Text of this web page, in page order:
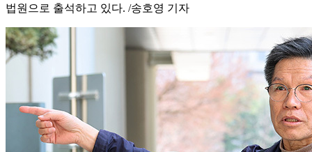
법원으로 출석하고 있다. /송호영 기자